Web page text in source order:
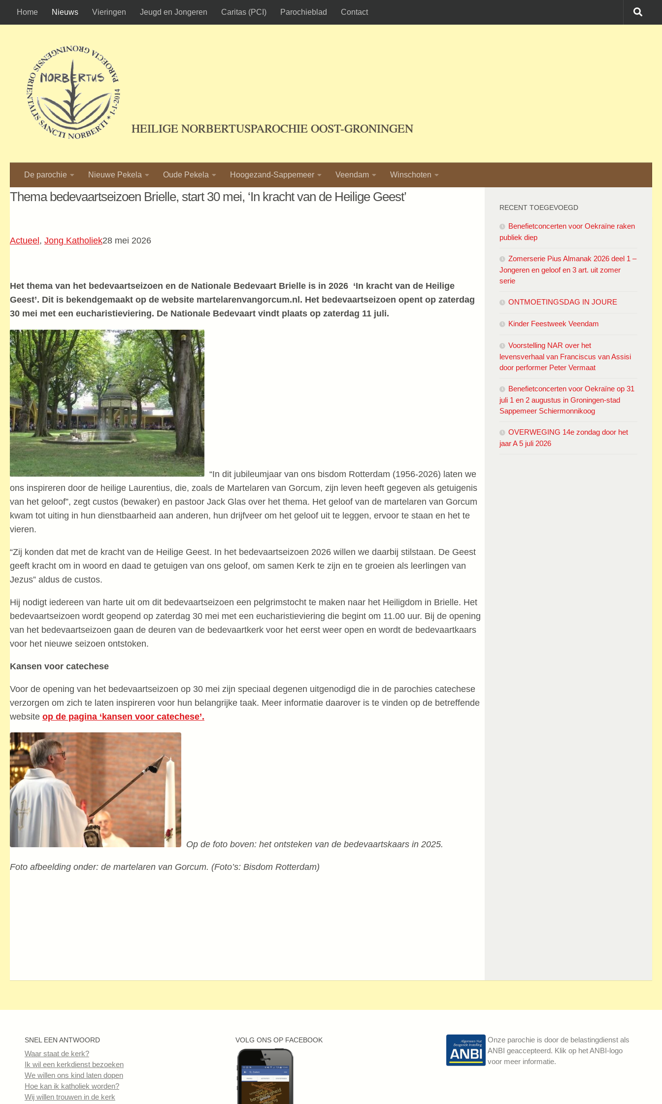
Ga naar de inhoud
Home Nieuws Vieringen Jeugd en Jongeren Caritas (PCI) Parochieblad Contact
HEILIGE NORBERTUSPAROCHIE OOST-GRONINGEN
De parochie Nieuwe Pekela Oude Pekela Hoogezand-Sappemeer Veendam Winschoten
Thema bedevaartseizoen Brielle, start 30 mei, ‘In kracht van de Heilige Geest’
Actueel, Jong Katholiek28 mei 2026
Het thema van het bedevaartseizoen en de Nationale Bedevaart Brielle is in 2026 ‘In kracht van de Heilige
Geest’. Dit is bekendgemaakt op de website martelarenvangorcum.nl. Het bedevaartseizoen opent op zaterdag
30 mei met een eucharistieviering. De Nationale Bedevaart vindt plaats op zaterdag 11 juli.
“In dit jubileumjaar van ons bisdom Rotterdam (1956-2026) laten we
ons inspireren door de heilige Laurentius, die, zoals de Martelaren van Gorcum, zijn leven heeft gegeven als getuigenis
van het geloof”, zegt custos (bewaker) en pastoor Jack Glas over het thema. Het geloof van de martelaren van Gorcum
kwam tot uiting in hun dienstbaarheid aan anderen, hun drijfveer om het geloof uit te leggen, ervoor te staan en het te
vieren.
“Zij konden dat met de kracht van de Heilige Geest. In het bedevaartseizoen 2026 willen we daarbij stilstaan. De Geest
geeft kracht om in woord en daad te getuigen van ons geloof, om samen Kerk te zijn en te groeien als leerlingen van
Jezus” aldus de custos.
Hij nodigt iedereen van harte uit om dit bedevaartseizoen een pelgrimstocht te maken naar het Heiligdom in Brielle. Het
bedevaartseizoen wordt geopend op zaterdag 30 mei met een eucharistieviering die begint om 11.00 uur. Bij de opening
van het bedevaartseizoen gaan de deuren van de bedevaartkerk voor het eerst weer open en wordt de bedevaartkaars
voor het nieuwe seizoen ontstoken.
Kansen voor catechese
Voor de opening van het bedevaartseizoen op 30 mei zijn speciaal degenen uitgenodigd die in de parochies catechese
verzorgen om zich te laten inspireren voor hun belangrijke taak. Meer informatie daarover is te vinden op de betreffende
website op de pagina ‘kansen voor catechese’.
Op de foto boven: het ontsteken van de bedevaartskaars in 2025.
Foto afbeelding onder: de martelaren van Gorcum. (Foto’s: Bisdom Rotterdam)
RECENT TOEGEVOEGD
Benefietconcerten voor Oekraïne raken
publiek diep
Zomerserie Pius Almanak 2026 deel 1 –
Jongeren en geloof en 3 art. uit zomer
serie
ONTMOETINGSDAG IN JOURE
Kinder Feestweek Veendam
Voorstelling NAR over het
levensverhaal van Franciscus van Assisi
door performer Peter Vermaat
Benefietconcerten voor Oekraïne op 31
juli 1 en 2 augustus in Groningen-stad
Sappemeer Schiermonnikoog
OVERWEGING 14e zondag door het
jaar A 5 juli 2026
SNEL EEN ANTWOORD
Waar staat de kerk?
Ik wil een kerkdienst bezoeken
We willen ons kind laten dopen
Hoe kan ik katholiek worden?
Wij willen trouwen in de kerk
VOLG ONS OP FACEBOOK
Onze parochie is door de belastingdienst als
ANBI geaccepteerd. Klik op het ANBI-logo
voor meer informatie.